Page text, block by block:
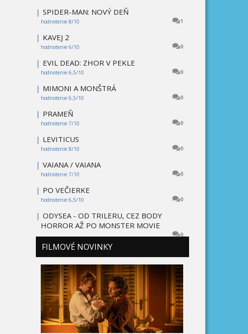
| SPIDER-MAN: NOVÝ DEŇ
1
hodnotenie 8/10
| KAVEJ 2
0
hodnotenie 6/10
| EVIL DEAD: ZHOR V PEKLE
0
hodnotenie 6,5/10
| MIMONI A MONŠTRÁ
0
hodnotenie 6,5/10
| PRAMEŇ
0
hodnotenie 7/10
| LEVITICUS
0
hodnotenie 8/10
| VAIANA / VAIANA
0
hodnotenie 7/10
| PO VEČIERKE
0
hodnotenie 6,5/10
| ODYSEA - OD TRILERU, CEZ BODY
HORROR AŽ PO MONSTER MOVIE
0
FILMOVÉ NOVINKY